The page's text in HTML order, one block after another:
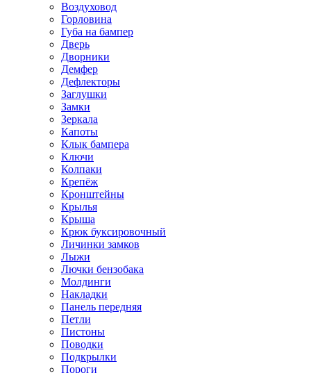
Воздуховод
Горловина
Губа на бампер
Дверь
Дворники
Демфер
Дефлекторы
Заглушки
Замки
Зеркала
Капоты
Клык бампера
Ключи
Колпаки
Крепёж
Кронштейны
Крылья
Крыша
Крюк буксировочный
Личинки замков
Лыжи
Лючки бензобака
Молдинги
Накладки
Панель передняя
Петли
Пистоны
Поводки
Подкрылки
Пороги